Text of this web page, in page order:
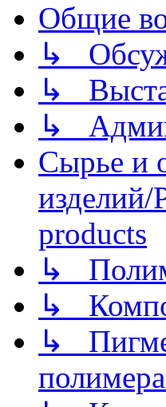
Общие
↳
↳
↳
Сырье и
products
↳
↳
↳